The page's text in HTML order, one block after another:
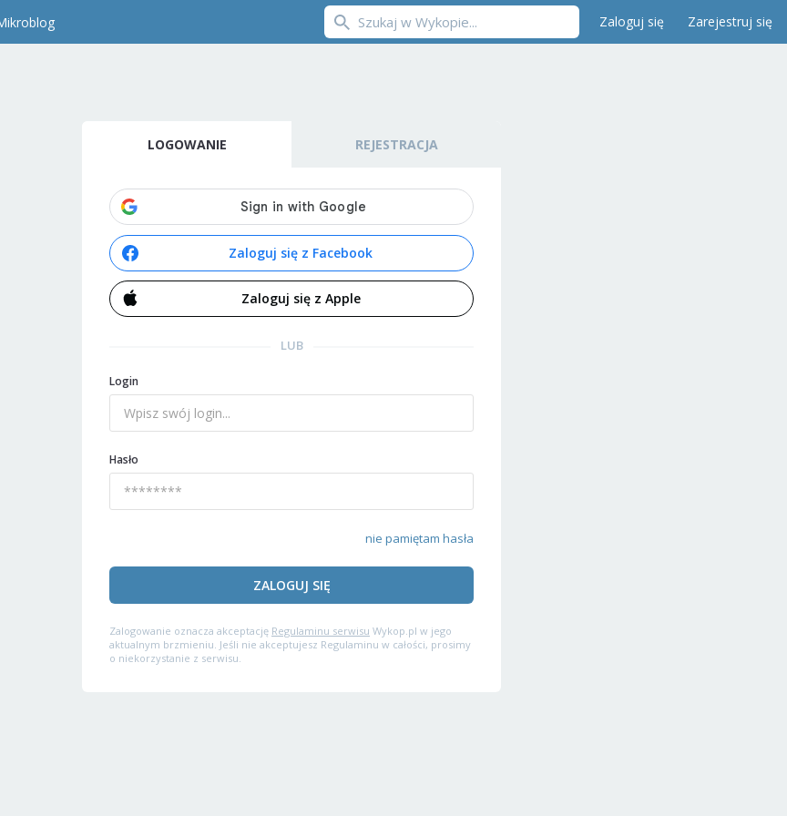
Zaloguj się Zarejestruj się
LOGOWANIE REJESTRACJA
Zaloguj się z Facebook
Zaloguj się z Apple
LUB
Login
Hasło
nie pamiętam hasła
ZALOGUJ SIĘ
Zalogowanie oznacza akceptację Regulaminu serwisu Wykop.pl w jego
aktualnym brzmieniu. Jeśli nie akceptujesz Regulaminu w całości, prosimy
o niekorzystanie z serwisu.